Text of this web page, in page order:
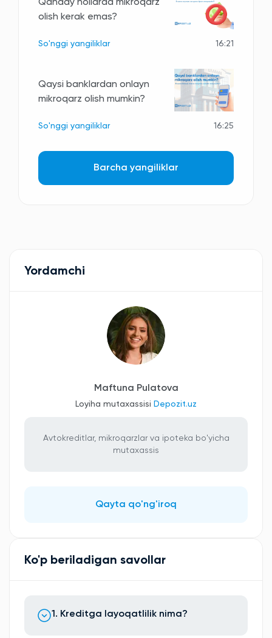
Qanday hollarda mikroqarz
olish kerak emas?
So'nggi yangiliklar 16:21
Qaysi banklardan onlayn
mikroqarz olish mumkin?
So'nggi yangiliklar 16:25
Barcha yangiliklar
Yordamchi
Maftuna Pulatova
Loyiha mutaxassisi Depozit.uz
Avtokreditlar, mikroqarzlar va ipoteka bo'yicha
mutaxassis
Qayta qo'ng'iroq
Ko'p beriladigan savollar
1. Kreditga layoqatlilik nima?